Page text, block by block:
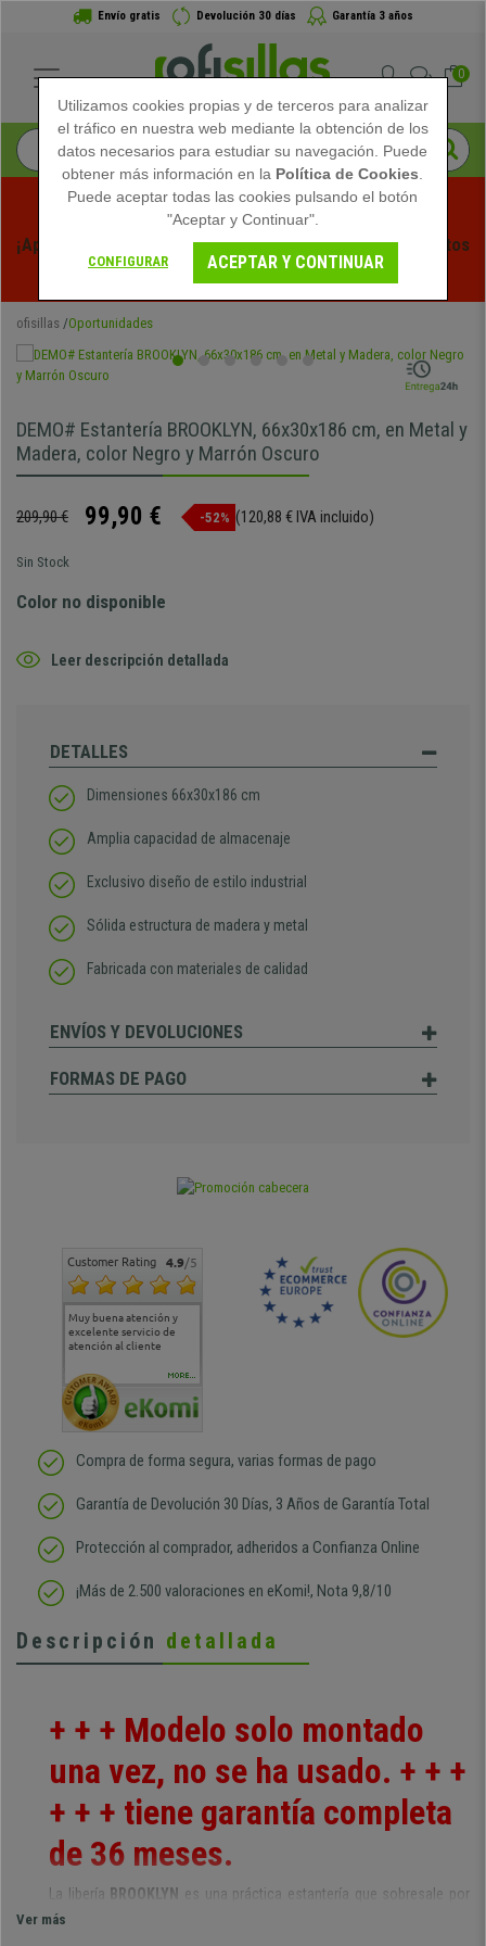
Envío gratis Devolución 30 días Garantía 3 años
0
¡Aprovecha las Rebajas de Verano en Ofisillas! Descuentos
Exclusivos por Tiempo Limitado - Ver Promo
ofisillas Oportunidades
DEMO# Estantería BROOKLYN, 66x30x186 cm, en Metal y
Madera, color Negro y Marrón Oscuro
209,90 € 99,90 € -52% (120,88 € IVA incluido)
Sin Stock
Color no disponible
Leer descripción detallada
DETALLES
Dimensiones 66x30x186 cm
Amplia capacidad de almacenaje
Exclusivo diseño de estilo industrial
Sólida estructura de madera y metal
Fabricada con materiales de calidad
ENVÍOS Y DEVOLUCIONES
FORMAS DE PAGO
Customer Rating 4.9/5
Muy buena atención y
excelente servicio de
atención al cliente
Muy buena atención de
cara al asesoramiento
Si estoy contento
MORE...
Compra de forma segura, varias formas de pago
Garantía de Devolución 30 Días, 3 Años de Garantía Total
Protección al comprador, adheridos a Confianza Online
¡Más de 2.500 valoraciones en eKomi!, Nota 9,8/10
Descripción detallada
+ + + Modelo solo montado
una vez, no se ha usado. + + +
+ + + tiene garantía completa
de 36 meses.
La libería BROOKLYN
es una práctica estantería que sobresale por
su sensacional
Ver más
Utilizamos cookies propias y de terceros para analizar
el tráfico en nuestra web mediante la obtención de los
datos necesarios para estudiar su navegación. Puede
obtener más información en la Política de Cookies
Puede aceptar todas las cookies pulsando el botón
"Aceptar y Continuar".
CONFIGURAR ACEPTAR Y CONTINUAR